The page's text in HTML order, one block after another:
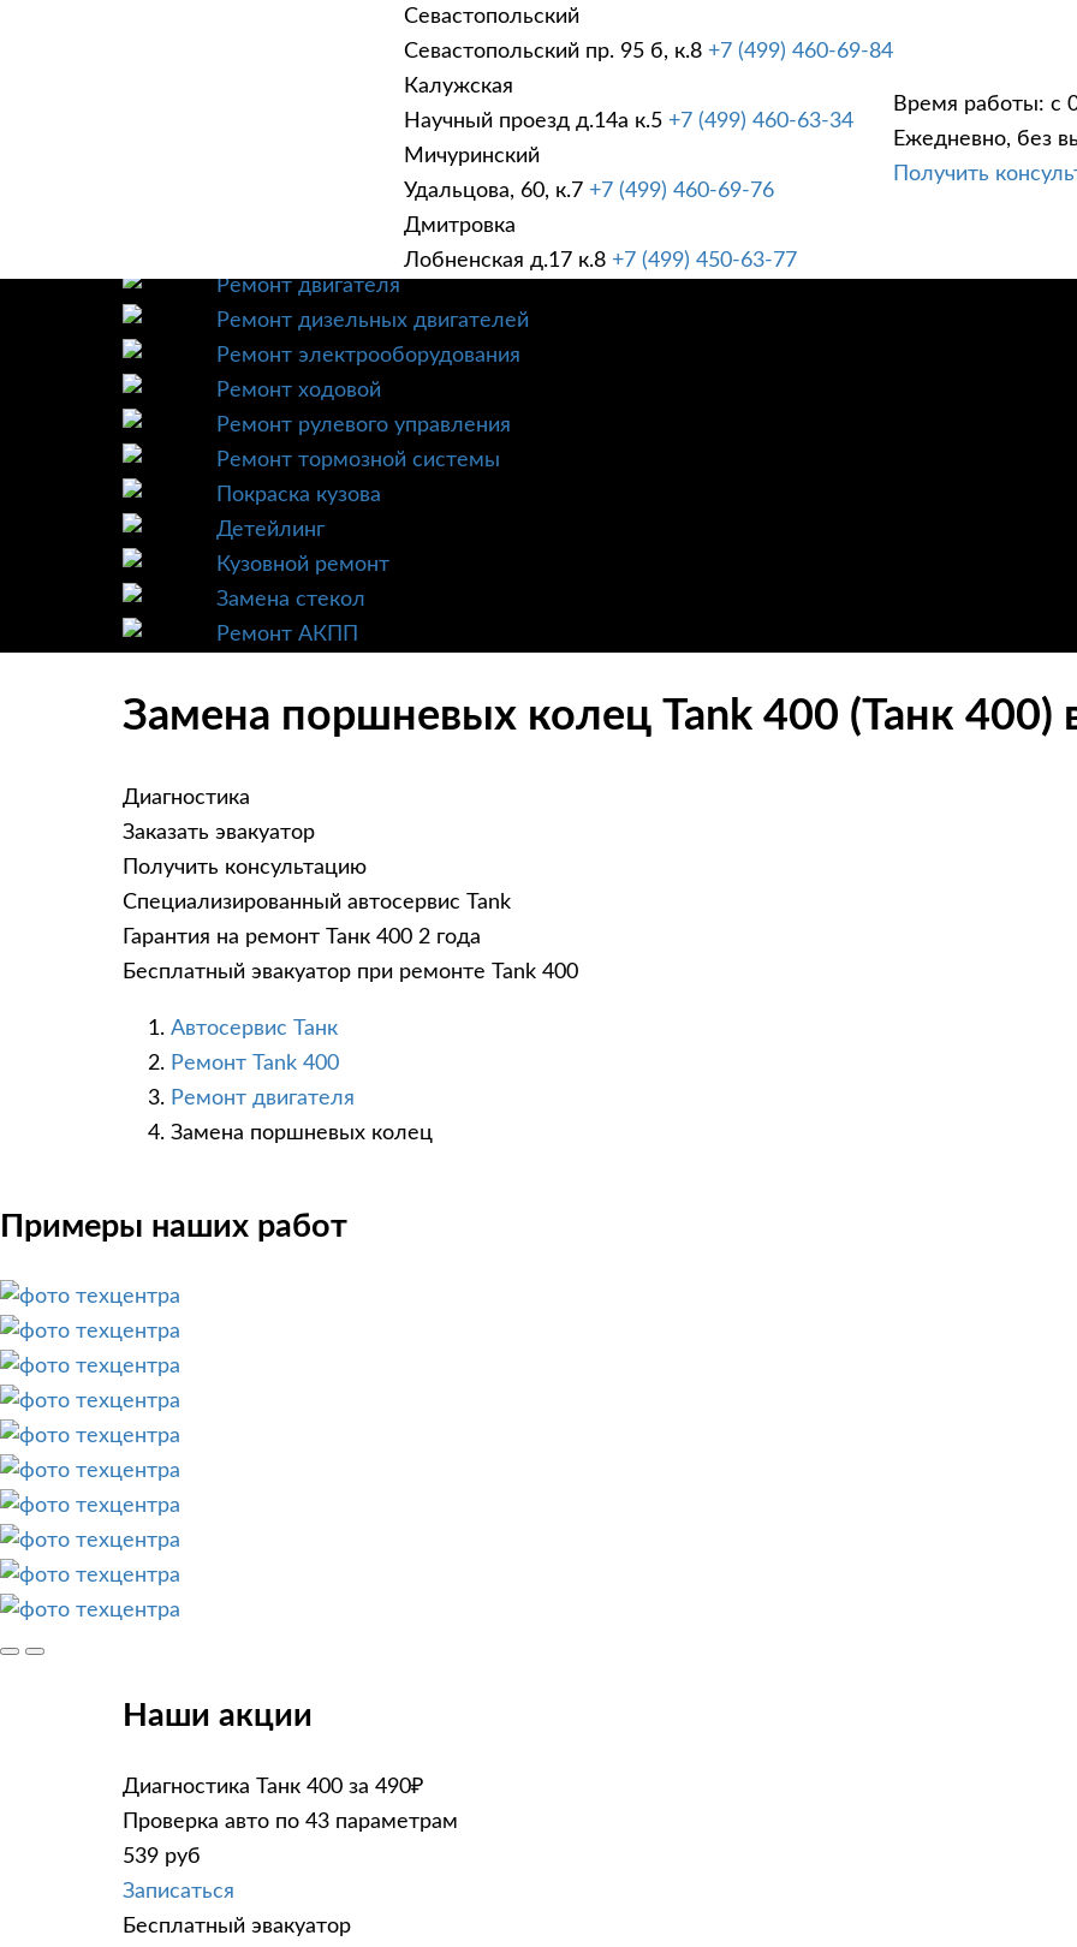
Севастопольский
Севастопольский пр. 95 б, к.8 +7 (499) 460-69-84
Калужская
Научный проезд д.14а к.5 +7 (499) 460-63-34
Мичуринский
Удальцова, 60, к.7 +7 (499) 460-69-76
Дмитровка
Лобненская д.17 к.8 +7 (499) 450-63-77
Время работы: с
Ежедневно, без
Получить
УСЛУГИ
Техническое обслуживание
Ремонт трансмиссии
Ремонт двигателя
Ремонт дизельных двигателей
Ремонт электрооборудования
Ремонт ходовой
Ремонт рулевого управления
Ремонт тормозной системы
Покраска кузова
Детейлинг
Кузовной ремонт
Замена стекол
Ремонт АКПП
Замена поршневых колец Tank 400 (Танк 400)
Диагностика
Заказать эвакуатор
Получить консультацию
Специализированный автосервис Tank
Гарантия на ремонт Танк 400 2 года
Бесплатный эвакуатор при ремонте Tank 400
Автосервис Танк
Ремонт Tank 400
Ремонт двигателя
Замена поршневых колец
Примеры наших работ
Наши акции
Диагностика Танк 400 за 490₽
Проверка авто по 43 параметрам
539 руб
Записаться
Бесплатный эвакуатор